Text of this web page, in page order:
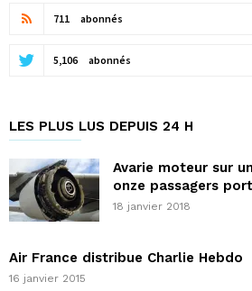
711 abonnés
5,106 abonnés
LES PLUS LUS DEPUIS 24 H
Avarie moteur sur
onze passagers
18 janvier 2018
Air France distribue Charlie Hebdo
16 janvier 2015